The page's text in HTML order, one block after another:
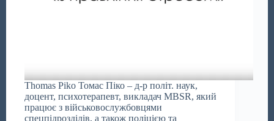
Thomas Piko Томас Піко – д-р політ. наук,
доцент, психотерапевт, викладач MBSR, який
працює з військовослужбовцями
спецпідрозділів, а також поліцією та